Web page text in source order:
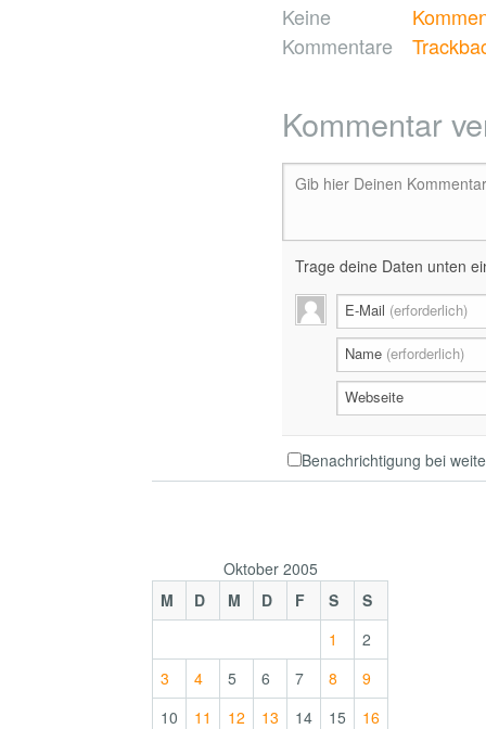
Keine
Kommentare
Kommentar
Gib hier Deinen
Trage deine Daten unten
E-Mail (erforderlich)
Name (erforderlich)
Webseite
Benachrichtigung bei
Oktober 2005
M
D M D F S S
1
2
3
4 5 6 7 8
9
10
11 12 13 14 15
16